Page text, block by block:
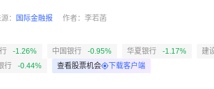
： 国际金融报 作者： 李若菡
-1.26% 中国银行 -0.95% 华夏银行 -1.17% 建
行
-0.44% 查看股票机会 下载客户端